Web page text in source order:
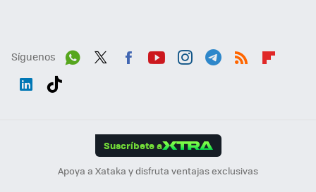
Síguenos
Suscríbete a
Apoya a Xataka y disfruta ventajas exclusivas